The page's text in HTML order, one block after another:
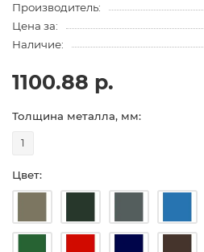
Производитель:
Цена за:
Наличие:
1100.88 р.
Толщина металла, мм:
1
Цвет: